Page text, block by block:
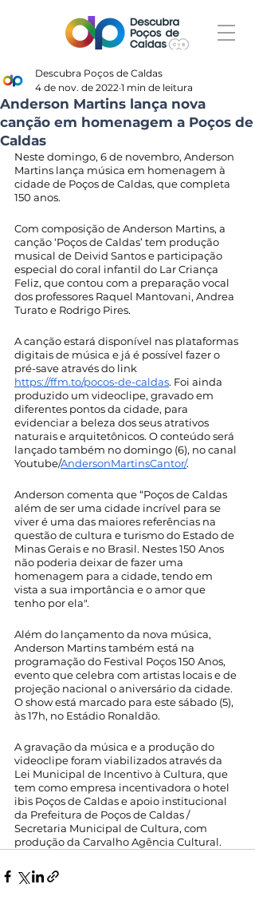
Anderson Martins lança nova
canção em homenagem a Poços de
Caldas
Descubra Poços de Caldas
4 de nov. de 2022 1 min de leitura
Neste domingo, 6 de novembro, Anderson
Martins lança música em homenagem à
cidade de Poços de Caldas, que completa
150 anos.
Com composição de Anderson Martins, a
canção ‘Poços de Caldas’ tem produção
musical de Deivid Santos e participação
especial do coral infantil do Lar Criança
Feliz, que contou com a preparação vocal
dos professores Raquel Mantovani, Andrea
Turato e Rodrigo Pires.
A canção estará disponível nas plataformas
digitais de música e já é possível fazer o
pré-save através do link
https://ffm.to/pocos-de-caldas. Foi ainda
produzido um videoclipe, gravado em
diferentes pontos da cidade, para
evidenciar a beleza dos seus atrativos
naturais e arquitetônicos. O conteúdo será
lançado também no domingo (6), no canal
Youtube/AndersonMartinsCantor/.
Anderson comenta que “Poços de Caldas
além de ser uma cidade incrível para se
viver é uma das maiores referências na
questão de cultura e turismo do Estado de
Minas Gerais e no Brasil. Nestes 150 Anos
não poderia deixar de fazer uma
homenagem para a cidade, tendo em
vista a sua importância e o amor que
tenho por ela".
Além do lançamento da nova música,
Anderson Martins também está na
programação do Festival Poços 150 Anos,
evento que celebra com artistas locais e de
projeção nacional o aniversário da cidade.
O show está marcado para este sábado (5),
às 17h, no Estádio Ronaldão.
A gravação da música e a produção do
videoclipe foram viabilizados através da
Lei Municipal de Incentivo à Cultura, que
tem como empresa incentivadora o hotel
ibis Poços de Caldas e apoio institucional
da Prefeitura de Poços de Caldas /
Secretaria Municipal de Cultura, com
produção da Carvalho Agência Cultural.